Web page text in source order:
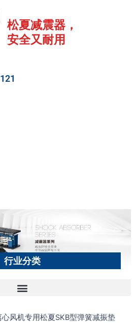
松夏减震器，
安全又耐用
行业分类
风机专用松夏SKB型弹簧减振垫